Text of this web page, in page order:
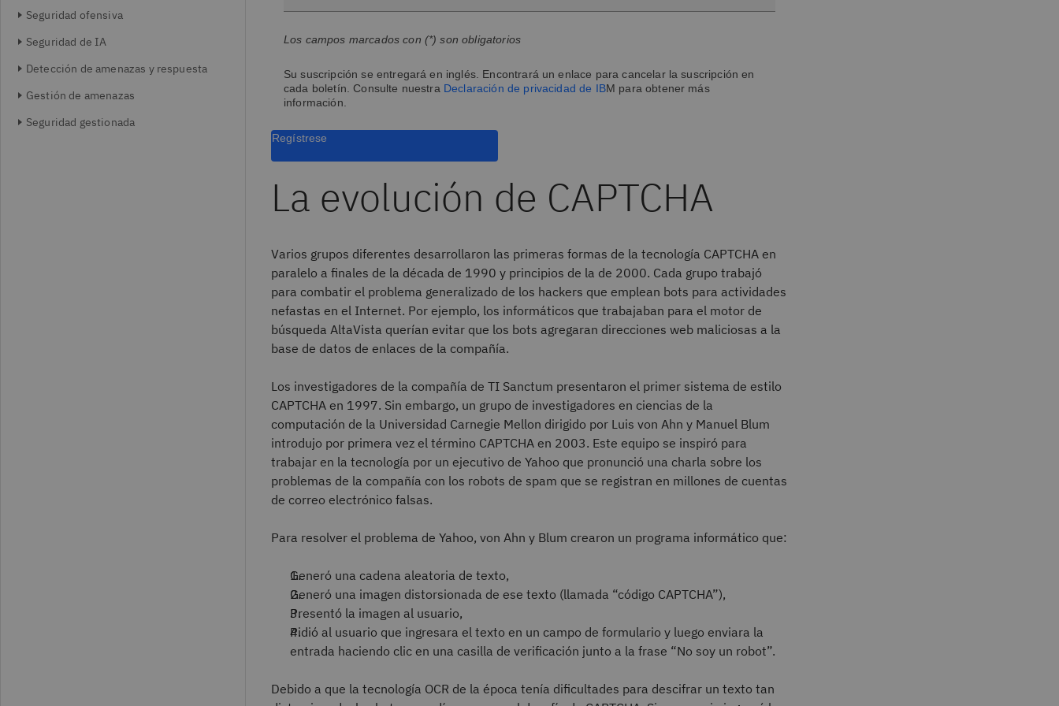
Seguridad ofensiva
Seguridad de IA
Detección de amenazas y respuesta
Gestión de amenazas
Seguridad gestionada
Los campos marcados con (*) son obligatorios
Su suscripción se entregará en inglés. Encontrará un enlace para cancelar la suscripción en
cada boletín. Consulte nuestra Declaración de privacidad de IBM para obtener más
información.
Regístrese
La evolución de CAPTCHA
Varios grupos diferentes desarrollaron las primeras formas de la tecnología CAPTCHA en
paralelo a finales de la década de 1990 y principios de la de 2000. Cada grupo trabajó
para combatir el problema generalizado de los hackers que emplean bots para actividades
nefastas en el Internet. Por ejemplo, los informáticos que trabajaban para el motor de
búsqueda AltaVista querían evitar que los bots agregaran direcciones web maliciosas a la
base de datos de enlaces de la compañía.
Los investigadores de la compañía de TI Sanctum presentaron el primer sistema de estilo
CAPTCHA en 1997. Sin embargo, un grupo de investigadores en ciencias de la
computación de la Universidad Carnegie Mellon dirigido por Luis von Ahn y Manuel Blum
introdujo por primera vez el término CAPTCHA en 2003. Este equipo se inspiró para
trabajar en la tecnología por un ejecutivo de Yahoo que pronunció una charla sobre los
problemas de la compañía con los robots de spam que se registran en millones de cuentas
de correo electrónico falsas.
Para resolver el problema de Yahoo, von Ahn y Blum crearon un programa informático que:
Generó una cadena aleatoria de texto,
Generó una imagen distorsionada de ese texto (llamada “código CAPTCHA”),
Presentó la imagen al usuario,
Pidió al usuario que ingresara el texto en un campo de formulario y luego enviara la
entrada haciendo clic en una casilla de verificación junto a la frase “No soy un robot”.
Debido a que la tecnología OCR de la época tenía dificultades para descifrar un texto tan